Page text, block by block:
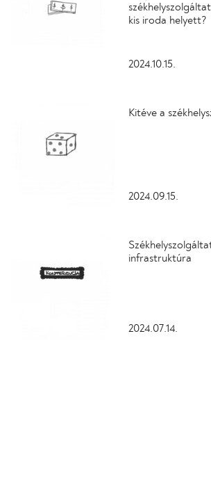
kis iroda helyett?
2024.10.15.
Kitéve a
2024.09.15.
infrastruktúra
2024.07.14.